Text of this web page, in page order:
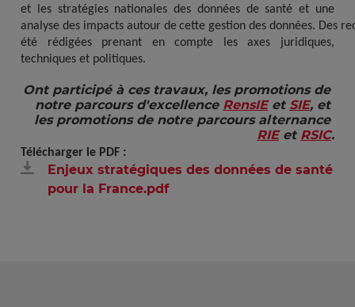
et les stratégies nationales des données de santé et une
analyse des impacts autour de cette gestion des données. Des
été rédigées prenant en compte les axes juridiques,
techniques et politiques.
Ont participé à ces travaux, les promotions de
notre parcours d'excellence RensIE et SIE, et
les promotions de notre parcours alternance
RIE et RSIC.
Télécharger le PDF :
Enjeux stratégiques des données de santé
pour la France.pdf